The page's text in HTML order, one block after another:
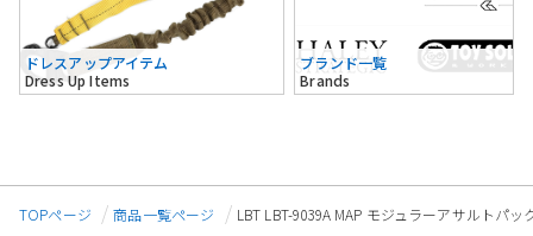
ドレスアップアイテム
Dress Up Items
ブランド一覧
Brands
TOPページ 商品一覧ページ
LBT LBT-9039A MAP モジュラーアサルトパッ